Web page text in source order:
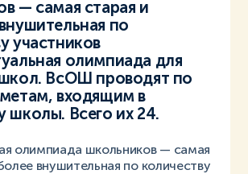
— самая старая и
по
участников
олимпиада для
ВсОШ проводят по
входящим в
школы. Всего их 24.
олимпиада школьников — самая
внушительная по количеству